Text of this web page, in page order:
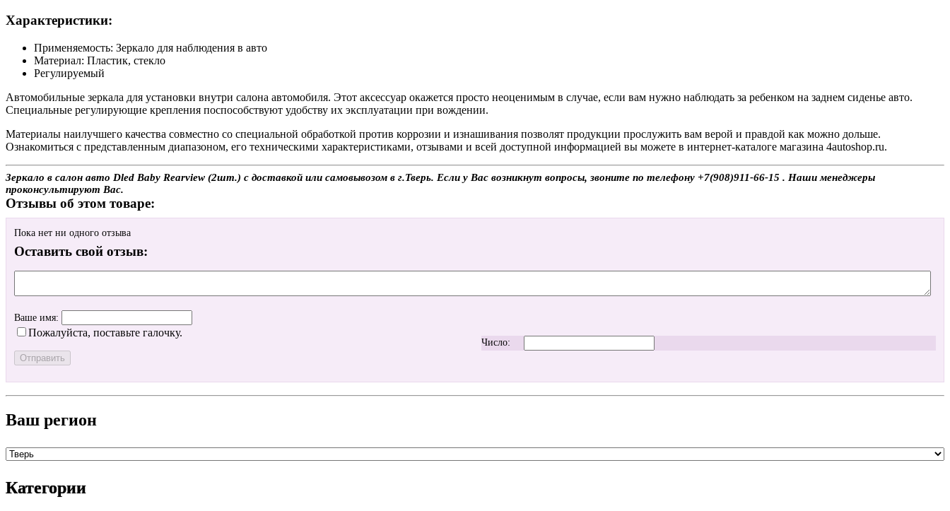
Характеристики:
Применяемость: Зеркало для наблюдения в авто
Материал: Пластик, стекло
Регулируемый
Автомобильные зеркала для установки внутри салона автомобиля. Этот аксессуар окажется просто неоценимым в случае, если вам нужно наблюдать за ребенком на заднем сиденье авто.
Специальные регулирующие крепления поспособствуют удобству их эксплуатации при вождении.
Материалы наилучшего качества совместно со специальной обработкой против коррозии и изнашивания позволят продукции прослужить вам верой и правдой как можно дольше.
Ознакомиться с представленным диапазоном, его техническими характеристиками, отзывами и всей доступной информацией вы можете в интернет-каталоге магазина 4autoshop.ru.
Зеркало в салон авто Dled Baby Rearview (2шт.) с доставкой или самовывозом в г.Тверь. Если у Вас возникнут вопросы, звоните по телефону +7(908)911-66-15 . Наши менеджеры
проконсультируют Вас.
Отзывы об этом товаре:
Пока нет ни одного отзыва
Оставить свой отзыв:
Ваше имя:
Пожалуйста, поставьте галочку.
Число:
Ваш регион
Категории